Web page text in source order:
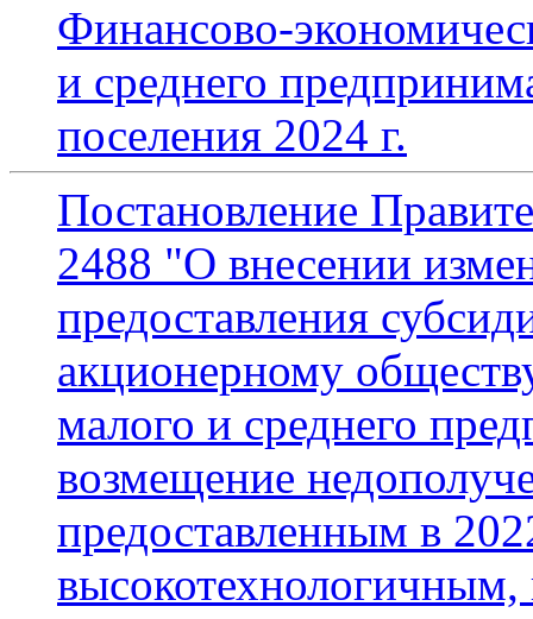
Финансово-
и среднего
поселения 2024 г.
Постановление
2488 "О внесении
предоставления
акционерному
малого и среднего
возмещение
предоставленным в